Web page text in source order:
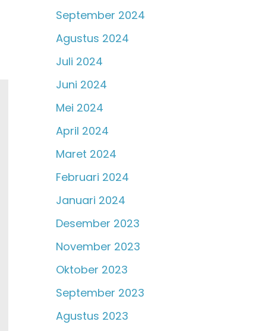
September 2024
Agustus 2024
Juli 2024
Juni 2024
Mei 2024
April 2024
Maret 2024
Februari 2024
Januari 2024
Desember 2023
November 2023
Oktober 2023
September 2023
Agustus 2023